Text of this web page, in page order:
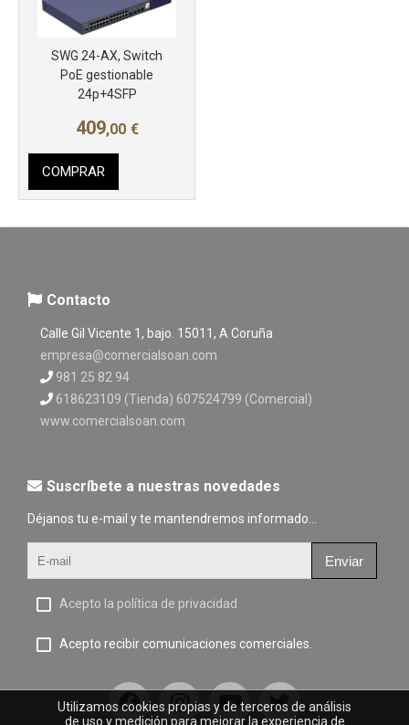
SWG 24-AX, Switch
PoE gestionable
24p+4SFP
409,00 €
COMPRAR
Contacto
Calle Gil Vicente 1, bajo. 15011, A Coruña
empresa@comercialsoan.com
981 25 82 94
618623109 (Tienda) 607524799 (Comercial)
www.comercialsoan.com
Suscríbete a nuestras novedades
Déjanos tu e-mail y te mantendremos informado...
Enviar
Acepto la política de privacidad
Acepto recibir comunicaciones comerciales.
Utilizamos cookies propias y de terceros de análisis
de uso y medición para mejorar la experiencia de